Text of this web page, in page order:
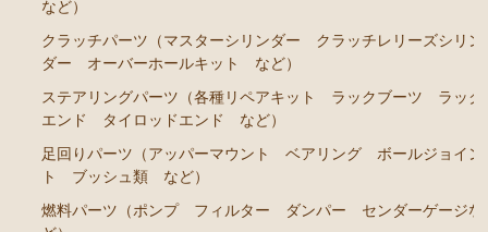
ステアリングパーツ（各種リペアキット ラックブー
ツ ラックエンド タイロッドエンド など）
駆動パーツ（センターサポートベアリング ドライブ
シャフトブーツ など）
セリカカリーナRA63 TA61 TA63 TA64AA63コロナRT14
1 AT141 TT142
など）
クラッチパーツ（マスターシリンダー クラッチレリーズシリン
ダー オーバーホールキット など）
ステアリングパーツ（各種リペアキット ラックブーツ ラック
エンド タイロッドエンド など）
足回りパーツ（アッパーマウント ベアリング ボールジョイン
ト ブッシュ類 など）
燃料パーツ（ポンプ フィルター ダンパー センダーゲージな